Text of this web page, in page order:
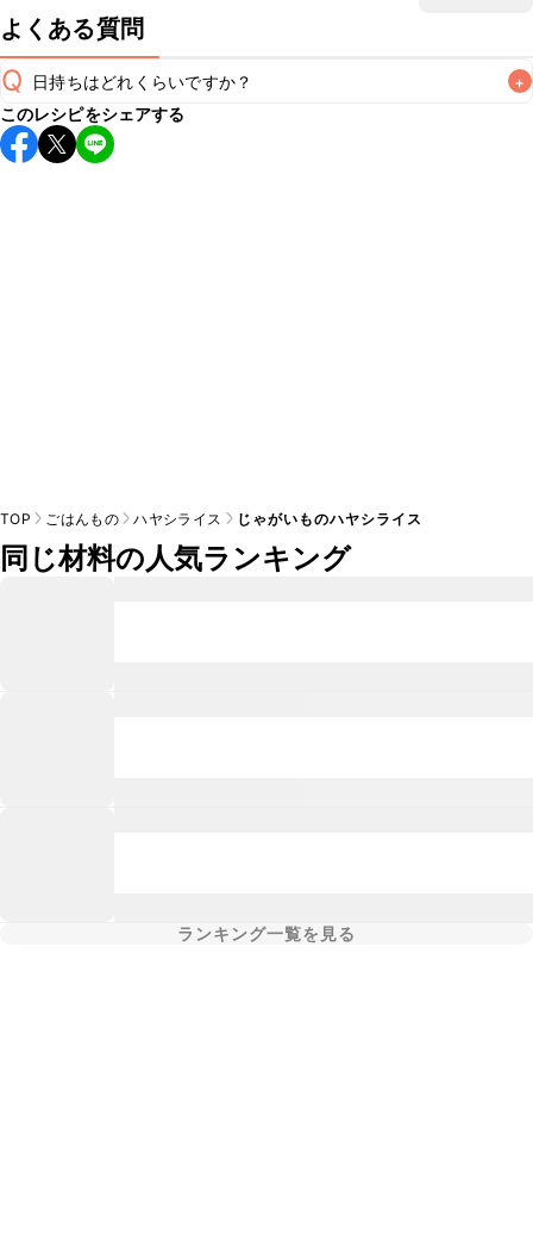
よくある質問
Q 日持ちはどれくらいですか？ +
保存期間は冷蔵で翌日中が目安です。なるべくお早めにお召
し上がりください。
このレシピをシェアする
TOP ごはんもの ハヤシライス じゃがいものハヤシライス
同じ材料の人気ランキング
ランキング一覧を見る